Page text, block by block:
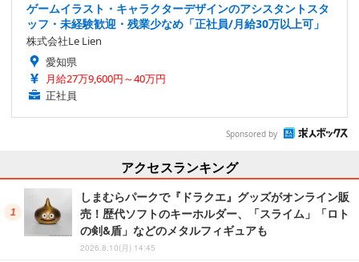
ゲームイラスト・キャラクターデザインのアシスタントスタ
ッフ・未経験歓迎・残業少なめ「正社員/月給30万以上可」
株式会社Le Lien
愛知県
月給27万9,600円～40万円
正社員
Sponsored by
アクセスランキング
しまむらパークで『ドラクエ』グッズがオンライン販
売！歴代ソフトのキーホルダー、「スライム」「ロト
の剣&盾」などのメタルフィギュアも
2026.8.10(月) 14:45